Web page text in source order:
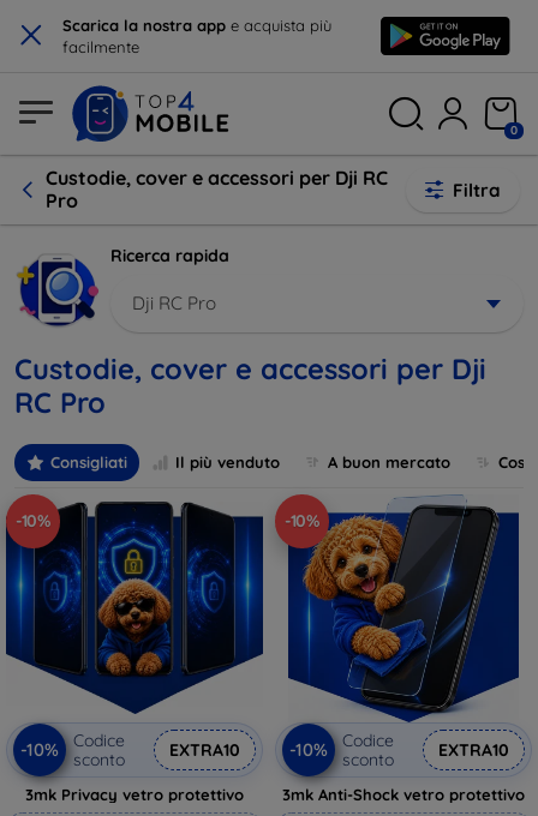
× Scarica la nostra app e acquista più
facilmente
0
Custodie, cover e accessori per Dji RC
Pro
Filtra
Ricerca rapida
Dji RC Pro
Custodie, cover e accessori per Dji
RC Pro
Consigliati Il più venduto A buon mercato
-10%
-10%
Codice
sconto
EXTRA10
3mk Privacy vetro protettivo
-10%
-10%
Codice
sconto
EXTRA10
3mk Anti-Shock vetro protettivo